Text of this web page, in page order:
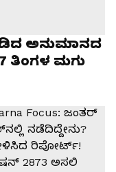
ಅನುಮಾನದ
ತಿಂಗಳ ಮಗು